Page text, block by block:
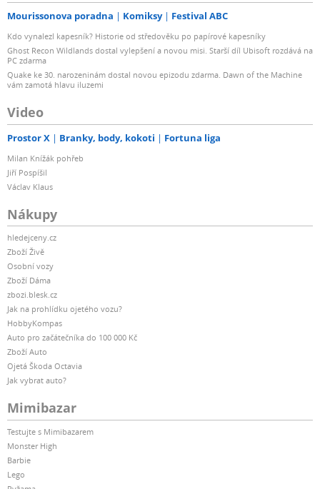
Mourissonova poradna Komiksy Festival ABC
Kdo vynalezl kapesník? Historie od středověku po papírové kapesníky
Ghost Recon Wildlands dostal vylepšení a novou misi. Starší díl Ubisoft rozdává na
PC zdarma
Quake ke 30. narozeninám dostal novou epizodu zdarma. Dawn of the Machine
vám zamotá hlavu iluzemi
Video
Prostor X Branky, body, kokoti Fortuna liga
Milan Knížák pohřeb
Jiří Pospíšil
Václav Klaus
Nákupy
hledejceny.cz
Zboží Živě
Osobní vozy
Zboží Dáma
zbozi.blesk.cz
Jak na prohlídku ojetého vozu?
HobbyKompas
Auto pro začátečníka do 100 000 Kč
Zboží Auto
Ojetá Škoda Octavia
Jak vybrat auto?
Mimibazar
Testujte s Mimibazarem
Monster High
Barbie
Lego